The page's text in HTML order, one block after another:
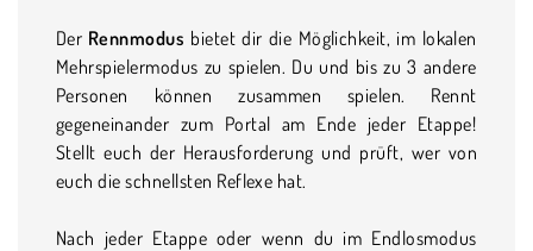
Der Rennmodus bietet dir die Möglichkeit, im lokalen
Mehrspielermodus zu spielen. Du und bis zu 3 andere
Personen können zusammen spielen. Rennt
gegeneinander zum Portal am Ende jeder Etappe!
Stellt euch der Herausforderung und prüft, wer von
euch die schnellsten Reflexe hat.
Nach jeder Etappe oder wenn du im Endlosmodus